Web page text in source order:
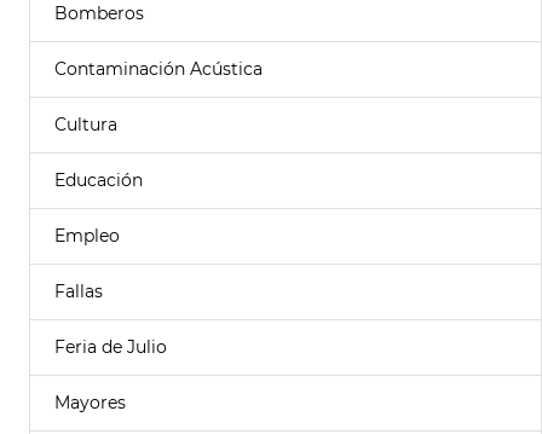
Bomberos
Contaminación Acústica
Cultura
Educación
Empleo
Fallas
Feria de Julio
Mayores